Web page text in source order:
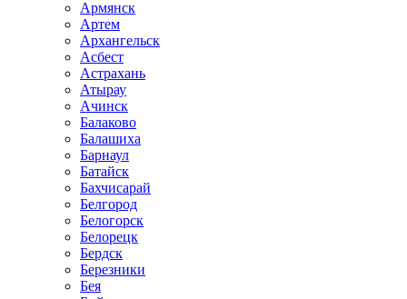
Армянск
Артем
Архангельск
Асбест
Астрахань
Атырау
Ачинск
Балаково
Балашиха
Барнаул
Батайск
Бахчисарай
Белгород
Белогорск
Белорецк
Бердск
Березники
Бея